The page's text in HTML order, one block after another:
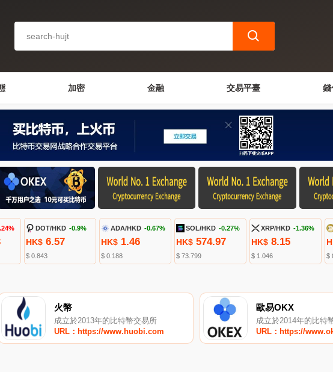
加密 金融 交易平臺 錢
DOT/HKD -0.9%
HK$6.57
$ 0.843
ADA/HKD -0.67%
HK$1.46
$ 0.188
SOL/HKD -0.27%
HK$ 574.97
$ 73.799
XRP/HKD -1.36%
HK$ 8.15
$ 1.046 $
火幣
成立於2013年的比特幣交易所
URL：https://www.huobi.com
歐易OKX
成立於2014年的比特
URL：https://